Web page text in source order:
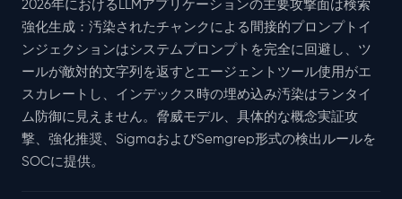
2026年におけるLLMアプリケーションの主要攻撃面は検索
強化生成：汚染されたチャンクによる間接的プロンプトイ
ンジェクションはシステムプロンプトを完全に回避し、ツ
ールが敵対的文字列を返すとエージェントツール使用がエ
スカレートし、インデックス時の埋め込み汚染はランタイ
ム防御に見えません。脅威モデル、具体的な概念実証攻
撃、強化推奨、SigmaおよびSemgrep形式の検出ルールを
SOCに提供。